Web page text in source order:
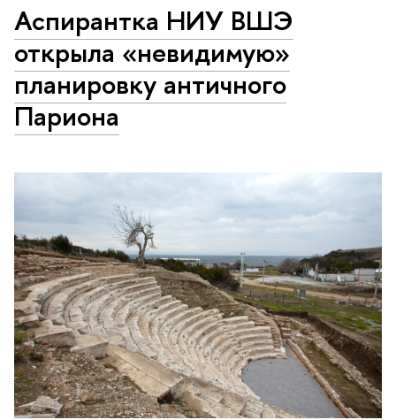
Аспирантка НИУ ВШЭ
открыла «невидимую»
планировку античного
Париона